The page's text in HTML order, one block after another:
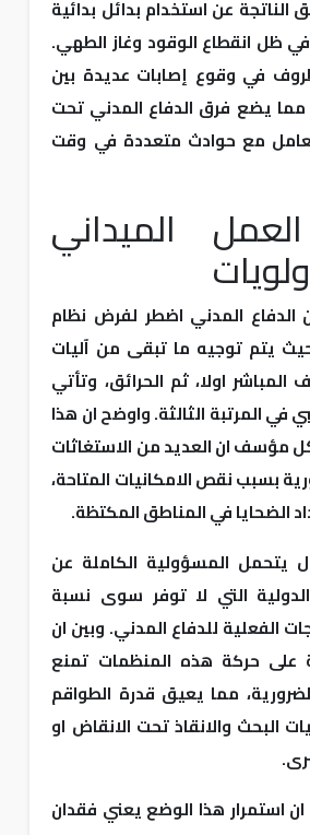
عن استخدام بدائل بدائية
ظل انقطاع الوقود وغاز الطهي.
في وقوع إصابات عديدة بين
مما يضع فرق الدفاع المدني تحت
مع حوادث متعددة في وقت
الميداني
الدفاع المدني اضطر لفرض نظام
يتم توجيه ما تبقى من آليات
اولا، ثم الحرائق، وتأتي
في المرتبة الثالثة. واوضح ان هذا
مؤسف ان العديد من الاستغاثات
بسبب نقص الامكانيات المتاحة،
الضحايا في المناطق المكتظة.
يتحمل المسؤولية الكاملة عن
التي لا توفر سوى نسبة
الفعلية للدفاع المدني. وبين ان
على حركة هذه المنظمات تمنع
مما يعيق قدرة الطواقم
البحث والانقاذ تحت الانقاض او
استمرار هذا الوضع يعني فقدان